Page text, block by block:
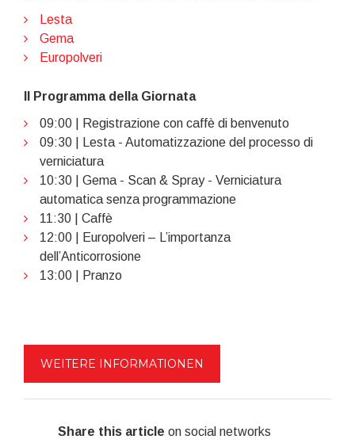
Lesta
Gema
Europolveri
Il Programma della Giornata
09:00 | Registrazione con caffè di benvenuto
09:30 | Lesta - Automatizzazione del processo di
verniciatura
10:30 | Gema - Scan & Spray - Verniciatura
automatica senza programmazione
11:30 | Caffè
12:00 | Europolveri – L’importanza
dell’Anticorrosione
13:00 | Pranzo
WEITERE INFORMATIONEN
Share this article on social networks